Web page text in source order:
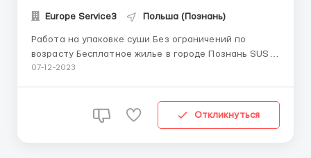
Europe Service3 Польша (Познань)
Работа на упаковке суши Без ограничений по
возрасту Бесплатное жилье в городе Познань SUSHI
FOOD - производитель суши, готовой японской и
1200-1600$ - почасовая оплата труда - 18,08 з...
07-12-2023
Откликнуться